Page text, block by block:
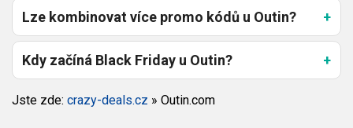
Lze kombinovat více promo kódů u Outin?
Kdy začíná Black Friday u Outin?
Jste zde: crazy-deals.cz » Outin.com